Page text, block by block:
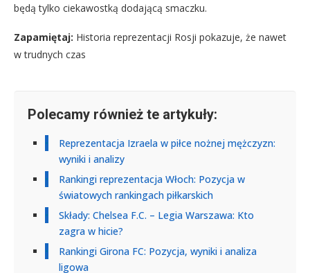
będą tylko ciekawostką dodającą smaczku.
Zapamiętaj: Historia reprezentacji Rosji pokazuje, że nawet
w trudnych czas
Polecamy również te artykuły:
Reprezentacja Izraela w piłce nożnej mężczyzn:
wyniki i analizy
Rankingi reprezentacja Włoch: Pozycja w
światowych rankingach piłkarskich
Składy: Chelsea F.C. – Legia Warszawa: Kto
zagra w hicie?
Rankingi Girona FC: Pozycja, wyniki i analiza
ligowa